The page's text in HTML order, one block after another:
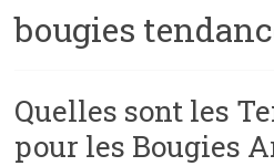
bougies
Quelles sont les
pour les Bougies